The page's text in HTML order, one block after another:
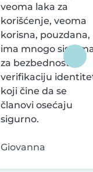
veoma laka za
korišćenje, veoma
korisna, pouzdana,
ima mnogo
za bezbednost i
verifikaciju
koji čine da se
članovi osećaju
sigurno.
Giovanna